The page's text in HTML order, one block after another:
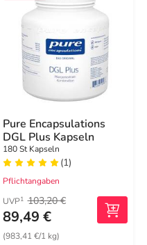
Pure Encapsulations
DGL Plus Kapseln
180 St Kapseln
(1)
Pflichtangaben
UVP1 103,20 €
89,49 €
(983,41 €/1 kg)